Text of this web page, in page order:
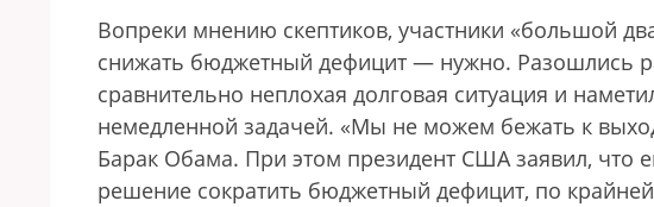
Вопреки мнению скептиков, участники «большой
снижать бюджетный дефицит — нужно. Разошлись
сравнительно неплохая долговая ситуация и
немедленной задачей. «Мы не можем бежать к
Барак Обама. При этом президент США заявил, что
решение сократить бюджетный дефицит, по крайней